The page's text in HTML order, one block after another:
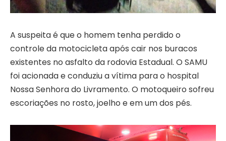
A suspeita é que o homem tenha perdido o
controle da motocicleta após cair nos buracos
existentes no asfalto da rodovia Estadual. O SAMU
foi acionada e conduziu a vítima para o hospital
Nossa Senhora do Livramento. O motoqueiro sofreu
escoriações no rosto, joelho e em um dos pés.